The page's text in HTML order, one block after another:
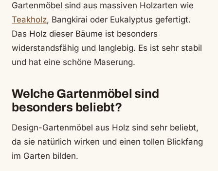
Gartenmöbel sind aus massiven Holzarten wie
Teakholz, Bangkirai oder Eukalyptus gefertigt.
Das Holz dieser Bäume ist besonders
widerstandsfähig und langlebig. Es ist sehr stabil
und hat eine schöne Maserung.
Welche Gartenmöbel sind
besonders beliebt?
Design-Gartenmöbel aus Holz sind sehr beliebt,
da sie natürlich wirken und einen tollen Blickfang
im Garten bilden.